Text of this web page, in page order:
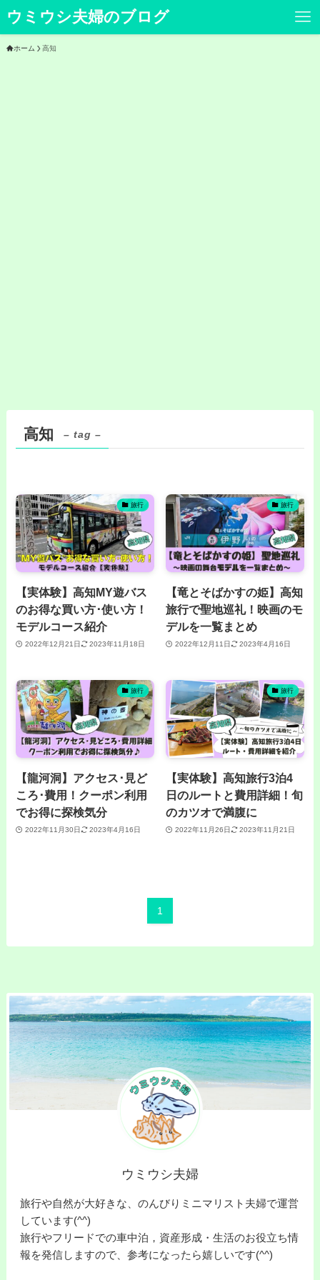
ウミウシ夫婦のブログ
ホーム 高知
高知 – tag –
旅行
【実体験】高知MY遊バス
のお得な買い方･使い方！
モデルコース紹介
2022年12月21日 2023年11月18日
旅行
【竜とそばかすの姫】高知
旅行で聖地巡礼！映画のモ
デルを一覧まとめ
2022年12月11日 2023年4月16日
旅行
【龍河洞】アクセス･見ど
ころ･費用！クーポン利用
でお得に探検気分
2022年11月30日 2023年4月16日
旅行
【実体験】高知旅行3泊4
日のルートと費用詳細！旬
のカツオで満腹に
2022年11月26日 2023年11月21日
1
ウミウシ夫婦
旅行や自然が大好きな、のんびりミニマリスト夫婦で運営
しています(^^)
旅行やフリードでの車中泊，資産形成・生活のお役立ち情
報を発信しますので、参考になったら嬉しいです(^^)